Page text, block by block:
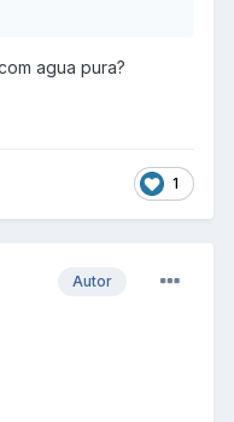
agua pura?
1
Autor